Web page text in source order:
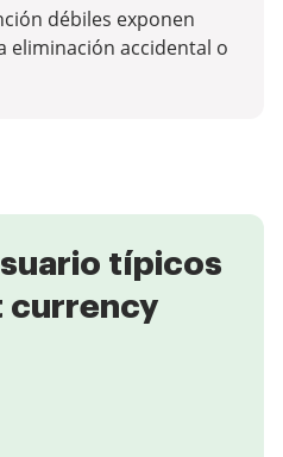
débiles exponen
eliminación accidental o
típicos
currency